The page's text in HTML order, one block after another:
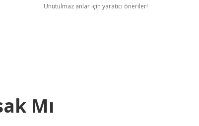
Unutulmaz anlar için yaratıcı öneriler!
Mı